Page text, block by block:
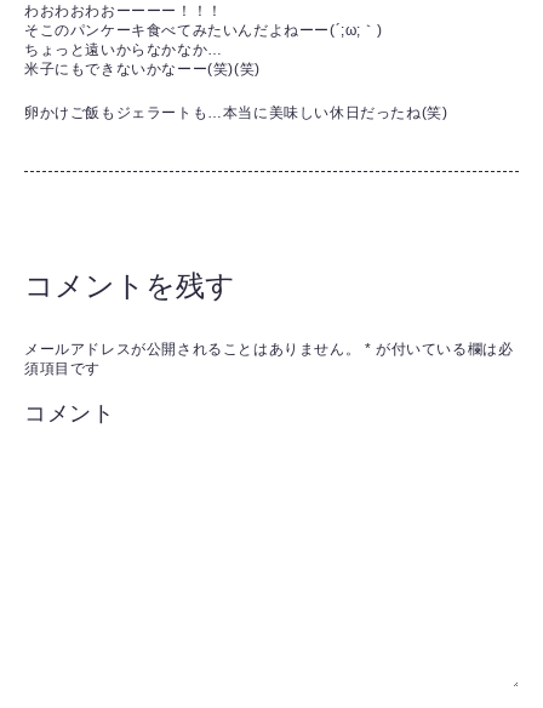
わおわおわおーーーー！！！
そこのパンケーキ食べてみたいんだよねーー(´;ω;｀)
ちょっと遠いからなかなか…
米子にもできないかなーー(笑)(笑)
卵かけご飯もジェラートも…本当に美味しい休日だったね(笑)
コメントを残す
メールアドレスが公開されることはありません。 * が付いている欄は必
須項目です
コメント